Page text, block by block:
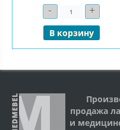
- Количество+
В корзину
продажа
и